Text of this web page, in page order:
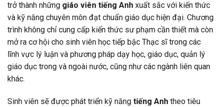
trở thành những giáo viên tiếng Anh xuất sắc với kiến thức
và kỹ năng chuyên môn đạt chuẩn giáo dục hiện đại. Chương
trình không chỉ cung cấp kiến thức sư phạm cần thiết mà còn
mở ra cơ hội cho sinh viên học tiếp bậc Thạc sĩ trong các
lĩnh vực lý luận và phương pháp dạy học, giáo dục, quản lý
giáo dục trong và ngoài nước, cũng như các ngành liên quan
khác.
Sinh viên sẽ được phát triển kỹ năng tiếng Anh theo tiêu